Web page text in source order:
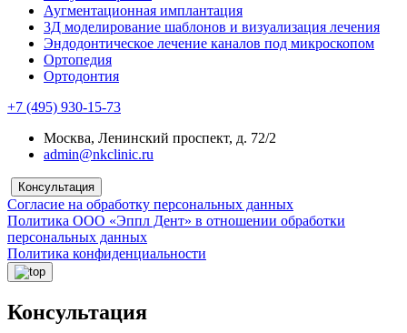
Аугментационная имплантация
3Д моделирование шаблонов и визуализация лечения
Эндодонтическое лечение каналов под микроскопом
Ортопедия
Ортодонтия
+7 (495) 930-15-73
Москва, Ленинский проспект, д. 72/2
admin@nkclinic.ru
Консультация
Согласие на обработку персональных данных
Политика ООО «Эппл Дент» в отношении обработки
персональных данных
Политика конфиденциальности
Консультация